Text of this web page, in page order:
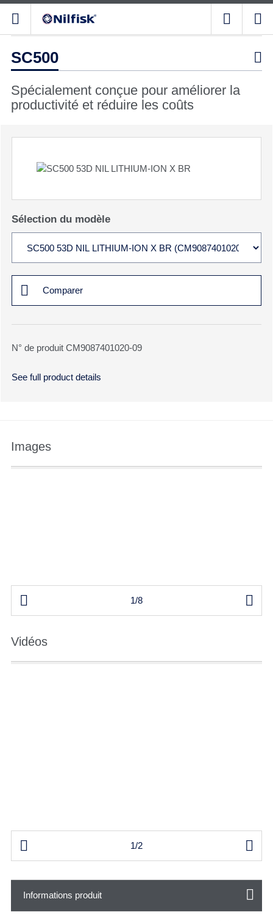
SC500 
Spécialement conçue pour améliorer la
productivité et réduire les coûts
Sélection du modèle
Comparer
N° de produit CM9087401020-09
See full product details
Images
 1/8 
Vidéos
 1/2 
Informations produit